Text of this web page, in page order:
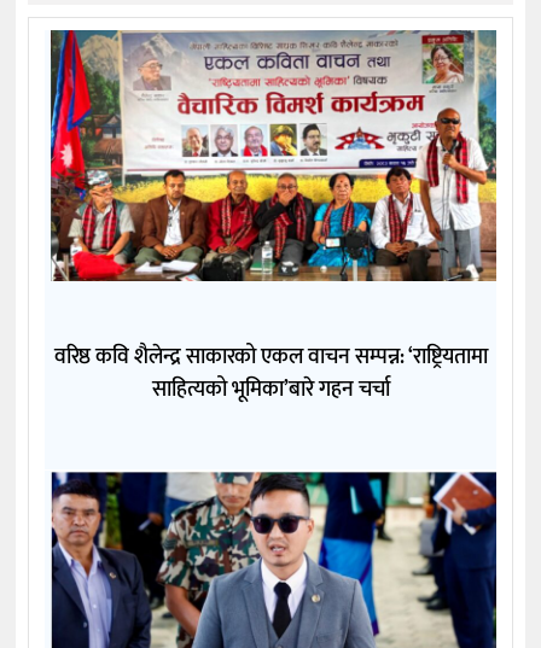
वरिष्ठ कवि शैलेन्द्र साकारको एकल वाचन सम्पन्न: ‘राष्ट्रियतामा
साहित्यको भूमिका’बारे गहन चर्चा